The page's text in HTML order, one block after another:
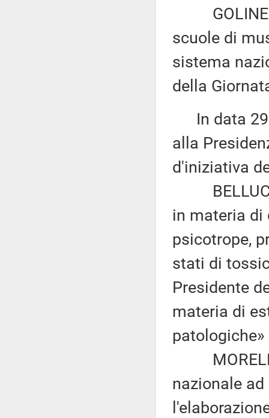
scuole di
sistema
della
In data 29
alla
d'iniziativa
in materia di
psicotrope,
stati di
Presidente
materia di
patologiche»
nazionale